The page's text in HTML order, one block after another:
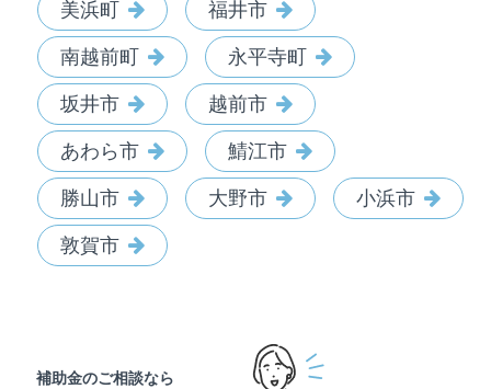
美浜町 福井市
南越前町 永平寺町
坂井市 越前市
あわら市 鯖江市
勝山市 大野市 小浜市
敦賀市
補助金のご相談なら